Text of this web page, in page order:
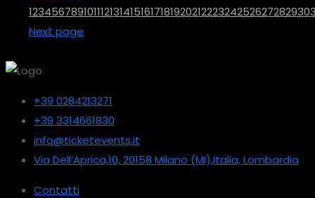
123456789101112131415161718192021222324252627282930
Next page
+39 0284213271
+39 3314661830
info@ticketevents.it
Via Dell’Aprica,10, 20158 Milano (MI),Italia, Lombardia
Contatti